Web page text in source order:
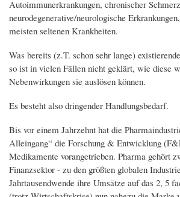
Autoimmunerkrankungen, chronischer
neurodegenerative/neurologische
meisten seltenen Krankheiten.
Was bereits (z.T. schon sehr lange)
so ist in vielen Fällen nicht geklärt, wie diese
Nebenwirkungen sie auslösen können.
Es besteht also dringender Handlungsbedarf.
Bis vor einem Jahrzehnt hat die
Alleingang“ die Forschung & Entwicklung
Medikamente vorangetrieben. Pharma gehört
Finanzsektor - zu den größten globalen
Jahrtausendwende ihre Umsätze auf das 2, 5